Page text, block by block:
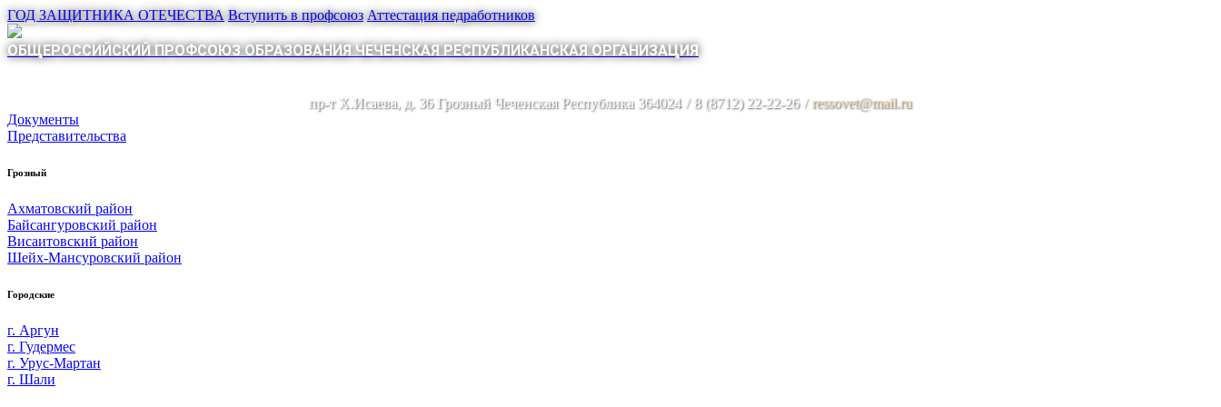
ГОД ЗАЩИТНИКА ОТЕЧЕСТВА Вступить в профсоюз Аттестация педработников
ОБЩЕРОССИЙСКИЙ ПРОФСОЮЗ ОБРАЗОВАНИЯ ЧЕЧЕНСКАЯ РЕСПУБЛИКАНСКАЯ ОРГАНИЗАЦИЯ
пр-т Х.Исаева, д. 36 Грозный Чеченская Республика 364024 / 8 (8712) 22-22-26 / ressovet@mail.ru
Документы
Представительства
Грозный
Ахматовский район
Байсангуровский район
Висаитовский район
Шейх-Мансуровский район
Городские
г. Аргун
г. Гудермес
г. Урус-Мартан
г. Шали